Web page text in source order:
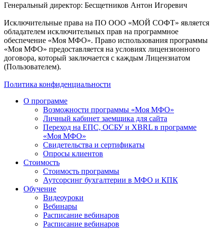
Генеральный директор: Бесщетников Антон Игоревич
Исключительные права на ПО ООО «МОЙ СОФТ» является
обладателем исключительных прав на программное
обеспечение «Моя МФО». Право использования программы
«Моя МФО» предоставляется на условиях лицензионного
договора, который заключается с каждым Лицензиатом
(Пользователем).
Политика конфиденциальности
О программе
Возможности программы «Моя МФО»
Личный кабинет заемщика для сайта
Переход на ЕПС, ОСБУ и XBRL в программе
«Моя МФО»
Свидетельства и сертификаты
Опросы клиентов
Стоимость
Стоимость программы
Аутсорсинг бухгалтерии в МФО и КПК
Обучение
Видеоуроки
Вебинары
Расписание вебинаров
Расписание вебинаров